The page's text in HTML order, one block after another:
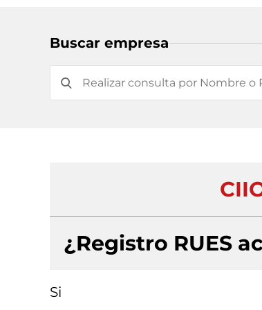
Buscar empresa
¿Registro RUES
Si